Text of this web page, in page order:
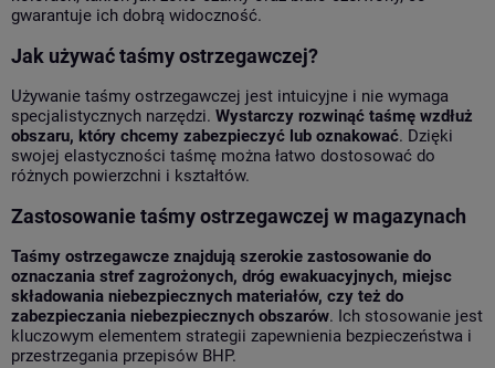
gwarantuje ich dobrą widoczność.
Jak używać taśmy ostrzegawczej?
Używanie taśmy ostrzegawczej jest intuicyjne i nie wymaga
specjalistycznych narzędzi. Wystarczy rozwinąć taśmę wzdłuż
obszaru, który chcemy zabezpieczyć lub oznakować. Dzięki
swojej elastyczności taśmę można łatwo dostosować do
różnych powierzchni i kształtów.
Zastosowanie taśmy ostrzegawczej w magazynach
Taśmy ostrzegawcze znajdują szerokie zastosowanie do
oznaczania stref zagrożonych, dróg ewakuacyjnych, miejsc
składowania niebezpiecznych materiałów, czy też do
zabezpieczania niebezpiecznych obszarów. Ich stosowanie jest
kluczowym elementem strategii zapewnienia bezpieczeństwa i
przestrzegania przepisów BHP.